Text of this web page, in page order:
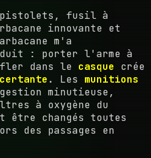
pistolets, fusil à
innovante et
m'a
: porter l'arme à
dans le casque crée
. Les munitions
minutieuse,
à oxygène du
être changés toutes
des passages en